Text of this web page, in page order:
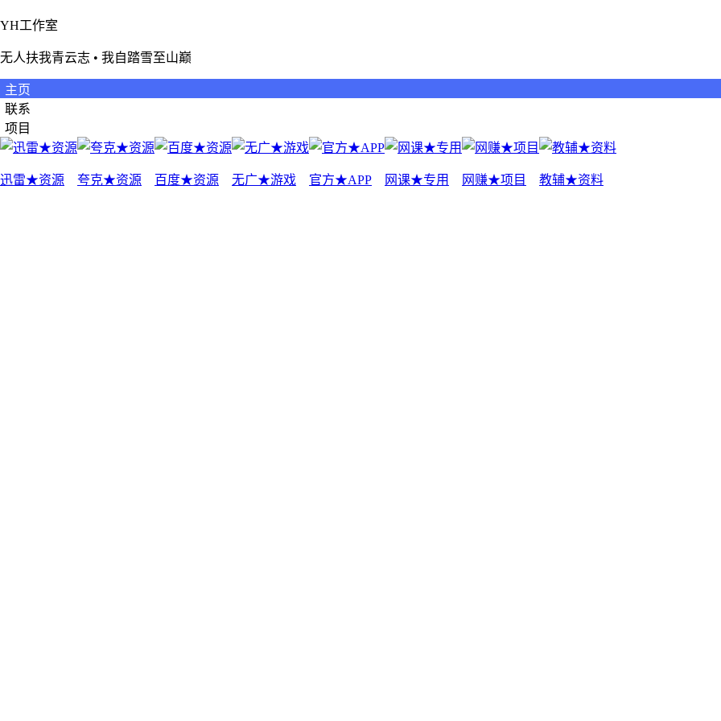
YH工作室
无人扶我青云志 • 我自踏雪至山巅
主页
联系
项目
迅雷★资源 夸克★资源 百度★资源 无广★游戏 官方★APP 网课★专用 网赚★项目 教辅★资料